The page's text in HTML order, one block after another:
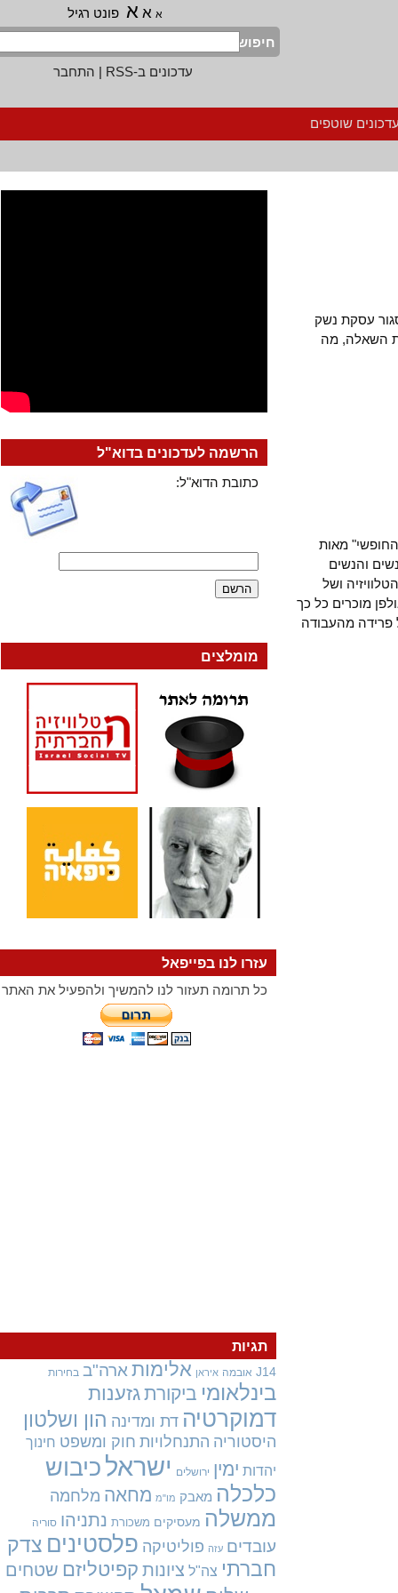
א א פונט רגיל
חיפוש
עדכונים ב-RSS
|התחבר
שוטפים
עסקת נשק
השאלה, מה
מאות
והנשים
ושל
מוכרים כל כך
מהעבודה
הרשמה לעדכונים בדוא"ל
כתובת הדוא"ל:
מומלצים
עזרו לנו בפייפאל
כל תרומה תעזור לנו להמשיך ולהפעיל את האתר
תגיות
J14 אובמה איראן אלימות ארה"ב בחירות
בינלאומיביקורתגזענות
דמוקרטיה דת ומדינההון ושלטון
היסטוריה התנחלויות חוק ומשפט חינוך
יהדות ימין ירושלים ישראלכיבוש
כלכלה מאבק מו"מ מחאהמלחמה
ממשלה מעסיקים משכורת נתניהו סוריה
עובדים עזה פוליטיקה פלסטיניםצדק
חברתי צה"ל ציונותקפיטליזםשטחים